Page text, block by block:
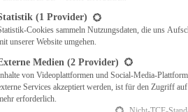
(1 Provider)
Cookies sammeln Nutzungsdaten, die uns
unserer Website umgehen.
Medien (2 Provider)
von Videoplattformen und Social-Media-
Services akzeptiert werden, ist für den Zugriff
erforderlich.